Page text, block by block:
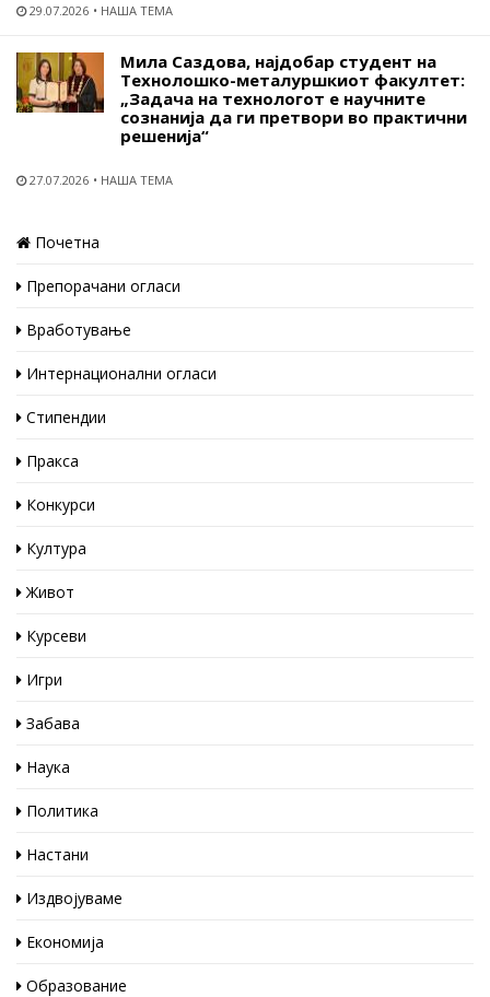
29.07.2026 НАША ТЕМА
Мила Саздова, најдобар студент на
Технолошко-металуршкиот факултет:
„Задача на технологот е научните
сознанија да ги претвори во практични
решенија“
27.07.2026 НАША ТЕМА
Почетна
Препорачани огласи
Вработување
Интернационални огласи
Стипендии
Пракса
Конкурси
Култура
Живот
Курсеви
Игри
Забава
Наука
Политика
Настани
Издвојуваме
Економија
Образование